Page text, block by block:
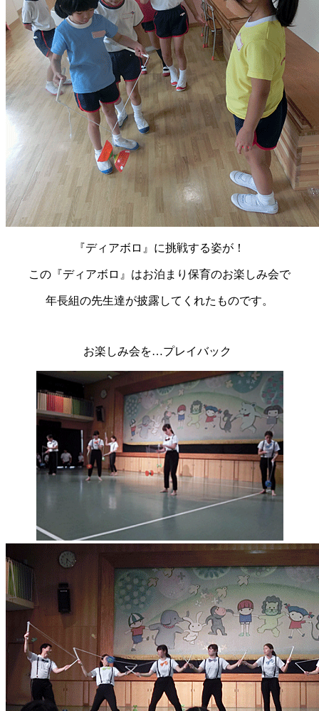
『ディアボロ』に挑戦する姿が！
この『ディアボロ』はお泊まり保育のお楽しみ会で
年長組の先生達が披露してくれたものです。
お楽しみ会を…プレイバック